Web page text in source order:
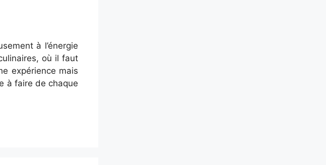
à l’énergie
où il faut
expérience mais
à faire de chaque